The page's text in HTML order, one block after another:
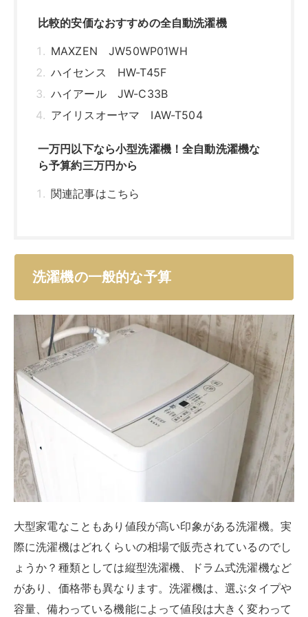
洗濯機の一般的な予算
大型家電なこともあり値段が高い印象がある洗濯機。実
際に洗濯機はどれくらいの相場で販売されているのでし
ょうか？種類としては縦型洗濯機、ドラム式洗濯機など
があり、価格帯も異なります。洗濯機は、選ぶタイプや
容量、備わっている機能によって値段は大きく変わって
きます。
まず基本的に、
縦型よりドラム式の方が高く、2倍以上
になることもあります
容量に着目すると、一人暮らし
向けの5㎏前後の縦型だと3万円前後が相場と言えま
す。
家族が5人以上いて10㎏以上の容量が必要な場合、10万
円～30万円程度の予算が必要です。1日あたりの一人分
の洗濯物の量は約1.5kgとされており、1.5㎏x家族人数